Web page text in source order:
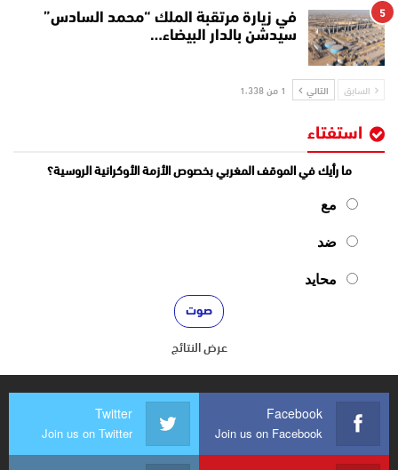
5
في زيارة مرتقبة الملك “محمد السادس”
سيدشن بالدار البيضاء…
السابق التالي 1 من 1٬338
استفتاء
ما رأيك في الموقف المغربي بخصوص الأزمة الأوكرانية الروسية؟
مع
ضد
محايد
عرض النتائج
Facebook
Join us on Facebook
Twitter
Join us on Twitter